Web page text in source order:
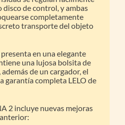
de control, y ambas
completamente
transporte del objeto
en una elegante
una lujosa bolsita de
de un cargador, el
garantía completa LELO de
2 incluye nuevas mejoras